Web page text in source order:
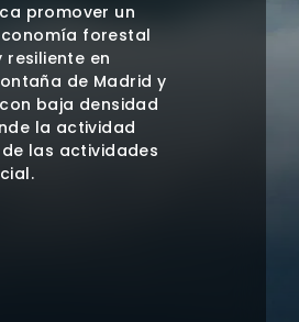
promover un
forestal
en
de Madrid y
baja densidad
la actividad
las actividades